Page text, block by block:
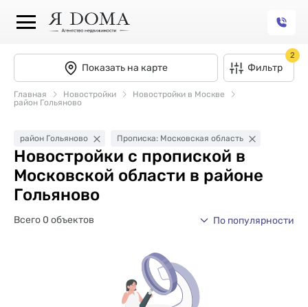
Показать на карте Фильтр
2
Главная Новостройки
Новостройки в Москве
район Гольяново
район Гольяново Прописка: Московская область
Новостройки с пропиской в
Московской области в районе
Гольяново
Всего 0 объектов По популярности